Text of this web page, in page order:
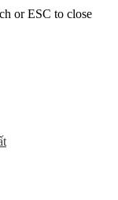
or ESC to close